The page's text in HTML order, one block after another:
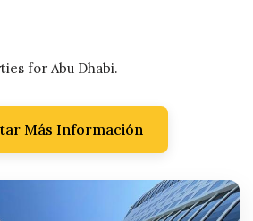
for Abu Dhabi.
Más Información